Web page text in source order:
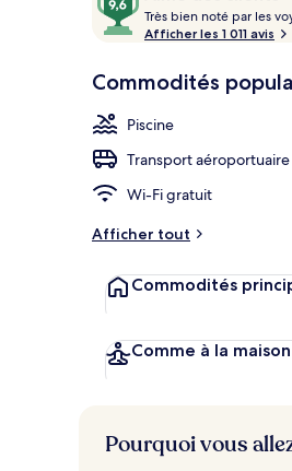
sur
10,
des
Très bien noté par les
Afficher les 1 011 avis
Commodités
Piscine
Transport aéroportuaire
Wi-Fi gratuit
Afficher tout
Commodités
Comme à la maison
Pourquoi vous